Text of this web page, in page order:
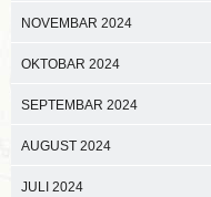
NOVEMBAR 2024
OKTOBAR 2024
SEPTEMBAR 2024
AUGUST 2024
JULI 2024